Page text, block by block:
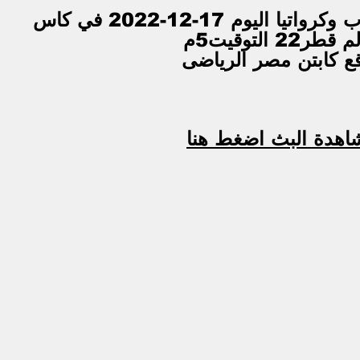
بث مباشر مباراة المغرب وكرواتيا اليوم 17-12-2022 في كاس
التوقيت5م
البث اضغط هنا